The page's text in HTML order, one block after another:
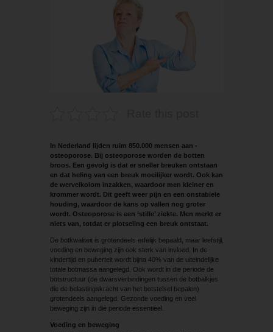
In Nederland lijden ruim 850.000 mensen aan ­
osteoporose. Bij osteoporose worden de botten
broos. Een gevolg is dat er sneller breuken ontstaan
en dat heling van een breuk moeilijker wordt. Ook kan
de wervelkolom inzakken, waardoor men kleiner en
krommer wordt. Dit geeft weer pijn en een onstabiele
houding, waardoor de kans op vallen nog groter
wordt. Osteoporose is een ‘stille’ ziekte. Men merkt er
niets van, totdat er plotseling een breuk ontstaat.
De botkwaliteit is grotendeels erfelijk bepaald, maar leefstijl,
voeding en beweging zijn ook sterk van invloed. In de
kindertijd en puberteit wordt bijna 40% van de uiteindelijke
totale botmassa aangelegd. Ook wordt in die periode de
botstructuur (de dwarsverbindingen tussen de botbalkjes
die de belastingskracht van het botstelsel bepalen)
grotendeels aangelegd. Gezonde voeding en veel
beweging zijn in die periode essentieel.
Voeding en beweging